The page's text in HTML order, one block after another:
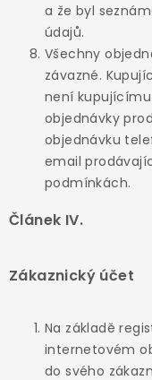
a že byl
údajů.
Všechny
závazné.
není
objednávky
objednávku
email
podmínkách.
Článek IV.
Zákaznický účet
Na základě
internetovém
do svého